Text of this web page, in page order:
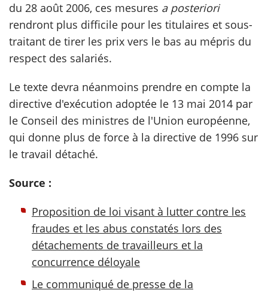
du 28 août 2006, ces mesures a posteriori
rendront plus difficile pour les titulaires et sous-
traitant de tirer les prix vers le bas au mépris du
respect des salariés.
Le texte devra néanmoins prendre en compte la
directive d'exécution adoptée le 13 mai 2014 par
le Conseil des ministres de l'Union européenne,
qui donne plus de force à la directive de 1996 sur
le travail détaché.
Source :
Proposition de loi visant à lutter contre les
fraudes et les abus constatés lors des
détachements de travailleurs et la
concurrence déloyale
Le communiqué de presse de la